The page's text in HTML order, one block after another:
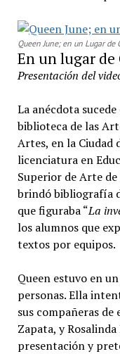
Queen June; en un Lugar de
En un lugar de
Presentación del
La anécdota
biblioteca de las
Artes, en la Ciudad
licenciatura en
Superior de Arte de
brindó bibliografía
que figuraba “La
los alumnos que
textos por equipos.
Queen estuvo en
personas. Ella
sus compañeras de
Zapata, y
presentación y